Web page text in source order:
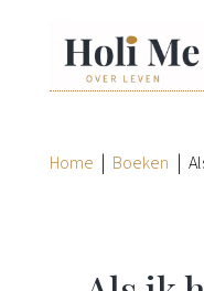
Home | Boeken |